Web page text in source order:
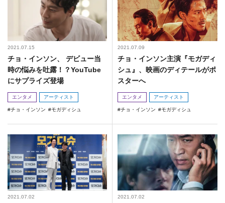
2021.07.15
チョ・インソン、 デビュー当
時の悩みを吐露！？YouTube
にサプライズ登場
エンタメ アーティスト
チョ・インソン モガディシュ
2021.07.09
チョ・インソン主演『モガディ
シュ』、映画のディテールがポ
スターへ
エンタメ アーティスト
チョ・インソン モガディシュ
2021.07.02 2021.07.02